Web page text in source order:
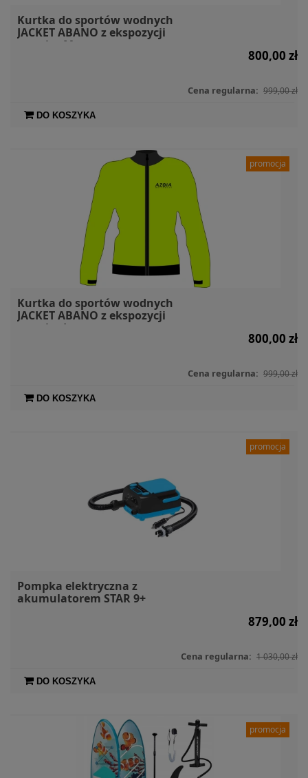
Kurtka do sportów wodnych
JACKET ABANO z ekspozycji
rozmiar M szara
800,00 zł
Cena regularna: 999,00 zł
DO KOSZYKA
Kurtka do sportów wodnych
JACKET ABANO z ekspozycji
rozmiar L
800,00 zł
Cena regularna: 999,00 zł
DO KOSZYKA
promocja
Pompka elektryczna z
akumulatorem STAR 9+
879,00 zł
Cena regularna: 1 030,00 zł
DO KOSZYKA
promocja
promocja